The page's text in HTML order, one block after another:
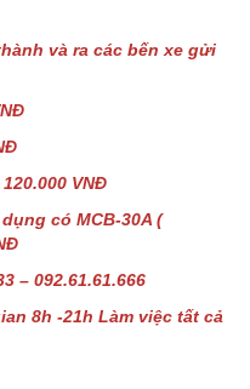
và ra các bến xe gửi
VNĐ
có MCB-30A (
– 092.61.61.666
8h -21h Làm việc tất cả